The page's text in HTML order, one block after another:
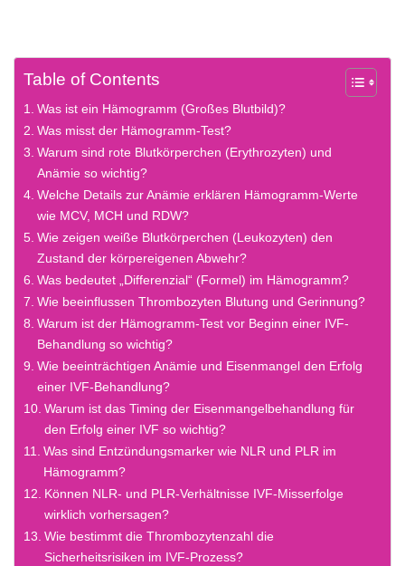
Table of Contents
Was ist ein Hämogramm (Großes Blutbild)?
Was misst der Hämogramm-Test?
Warum sind rote Blutkörperchen (Erythrozyten) und
Anämie so wichtig?
Welche Details zur Anämie erklären Hämogramm-Werte
wie MCV, MCH und RDW?
Wie zeigen weiße Blutkörperchen (Leukozyten) den
Zustand der körpereigenen Abwehr?
Was bedeutet „Differenzial“ (Formel) im Hämogramm?
Wie beeinflussen Thrombozyten Blutung und Gerinnung?
Warum ist der Hämogramm-Test vor Beginn einer IVF-
Behandlung so wichtig?
Wie beeinträchtigen Anämie und Eisenmangel den Erfolg
einer IVF-Behandlung?
Warum ist das Timing der Eisenmangelbehandlung für
den Erfolg einer IVF so wichtig?
Was sind Entzündungsmarker wie NLR und PLR im
Hämogramm?
Können NLR- und PLR-Verhältnisse IVF-Misserfolge
wirklich vorhersagen?
Wie bestimmt die Thrombozytenzahl die
Sicherheitsrisiken im IVF-Prozess?